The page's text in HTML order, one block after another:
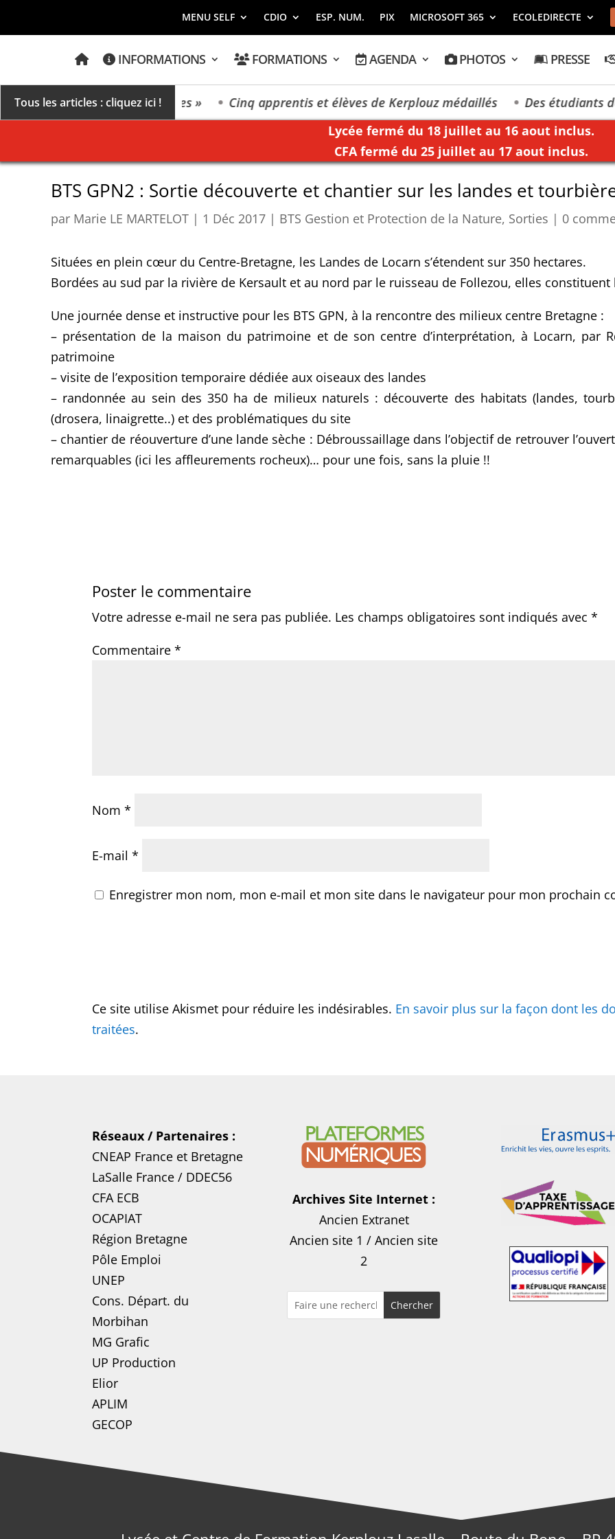
MENU SELF CDIO ESP. NUM. PIX MICROSOFT 365 ECOLEDIRECTE
A
U
E
I
L
INFORMATIONS FORMATIONS AGENDA PHOTOS PRESSE
Tous les articles : cliquez ici !
un millésime des extrêmes » Cinq apprentis et élèves de Kerplouz médaillés
Des étudiants de
Lycée fermé du 18 juillet au 16 aout inclus.
CFA fermé du 25 juillet au 17 aout inclus.
BTS GPN2 : Sortie découverte et chantier sur les landes et
par Marie LE MARTELOT| 1 Déc 2017| BTS Gestion et Protection de la Nature, Sorties | 0
Situées en plein cœur du Centre-Bretagne, les Landes de Locarn s’étendent sur 350 hectares.
Bordées au sud par la rivière de Kersault et au nord par le ruisseau de Follezou, elles constituent
Une journée dense et instructive pour les BTS GPN, à la rencontre des milieux centre Bretagne :
– présentation de la maison du patrimoine et de son centre d’interprétation, à Locarn, par
patrimoine
– visite de l’exposition temporaire dédiée aux oiseaux des landes
– randonnée au sein des 350 ha de milieux naturels : découverte des habitats (landes,
(drosera, linaigrette..) et des problématiques du site
– chantier de réouverture d’une lande sèche : Débroussaillage dans l’objectif de retrouver
remarquables (ici les affleurements rocheux)… pour une fois, sans la pluie !!
Poster le commentaire
Votre adresse e-mail ne sera pas publiée. Les champs obligatoires sont indiqués avec*
Commentaire*
Nom*
E-mail*
Enregistrer mon nom, mon e-mail et mon site dans le navigateur pour mon prochain
Ce site utilise Akismet pour réduire les indésirables. En savoir plus sur la façon dont les
traitées.
Réseaux / Partenaires :
CNEAP France et Bretagne
LaSalle France / DDEC56
CFA ECB
OCAPIAT
Région Bretagne
Pôle Emploi
UNEP
Cons. Départ. du
Morbihan
MG Grafic
UP Production
Elior
APLIM
GECOP
Archives Site Internet :
Ancien Extranet
Ancien site 1 /Ancien site
2